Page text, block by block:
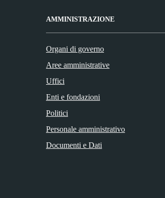
AMMINISTRAZIONE
Organi di governo
Aree amministrative
Uffici
Enti e fondazioni
Politici
Personale amministrativo
Documenti e Dati